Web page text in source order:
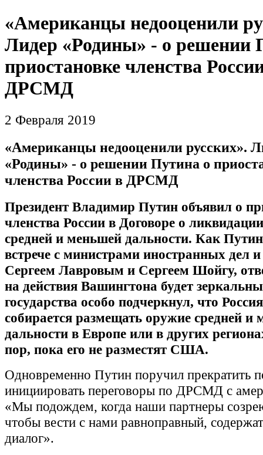
«Американцы недооценили
Лидер «Родины» - о решении
приостановке членства
ДРСМД
2 Февраля 2019
«Американцы недооценили русских».
«Родины» - о решении Путина о
членства России в ДРСМД
Президент Владимир Путин объявил о
членства России в Договоре о
средней и меньшей дальности. Как
встрече с министрами иностранных дел
Сергеем Лавровым и Сергеем Шойгу,
на действия Вашингтона будет
государства особо подчеркнул, что
собирается размещать оружие средней и
дальности в Европе или в других
пор, пока его не разместят США.
Одновременно Путин поручил прекратить
инициировать переговоры по ДРСМД с
«Мы подождем, когда наши партнеры
чтобы вести с нами равноправный,
диалог».